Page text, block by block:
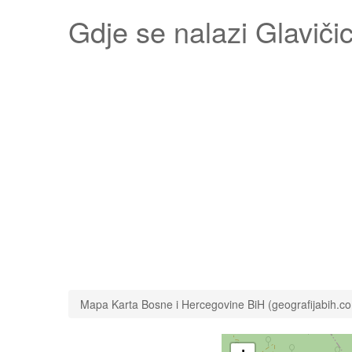
Gdje se nalazi
Mapa Karta Bosne i Hercegovine BiH